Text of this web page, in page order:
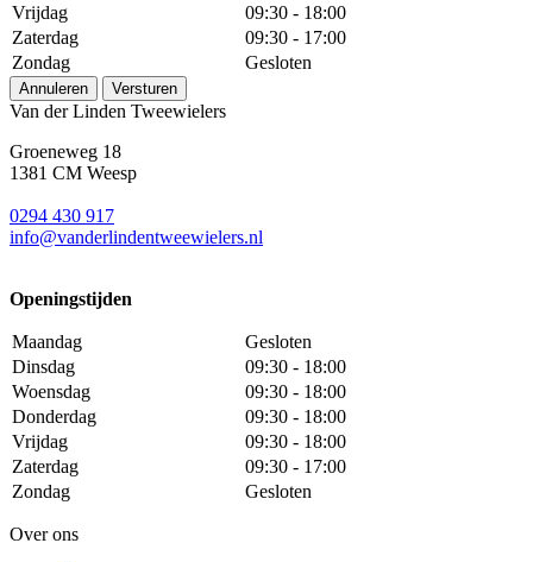
Vrijdag
09:30 - 18:00
Zaterdag
09:30 - 17:00
Zondag
Gesloten
Annuleren Versturen
Van der Linden Tweewielers
Groeneweg 18
1381 CM Weesp
0294 430 917
info@vanderlindentweewielers.nl
Openingstijden
Maandag
Gesloten
Dinsdag
09:30 - 18:00
Woensdag
09:30 - 18:00
Donderdag
09:30 - 18:00
Vrijdag
09:30 - 18:00
Zaterdag
09:30 - 17:00
Zondag
Gesloten
Over ons